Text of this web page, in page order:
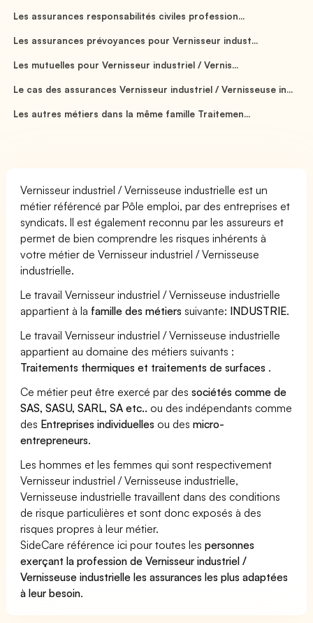
Les assurances responsabilités civiles profession...
Les assurances prévoyances pour Vernisseur indust...
Les mutuelles pour Vernisseur industriel / Vernis...
Le cas des assurances Vernisseur industriel / Vernisseuse in...
Les autres métiers dans la même famille Traitemen...
Vernisseur industriel / Vernisseuse industrielle est un
métier référencé par Pôle emploi, par des entreprises et
syndicats. Il est également reconnu par les assureurs et
permet de bien comprendre les risques inhérents à
votre métier de Vernisseur industriel / Vernisseuse
industrielle.
Le travail Vernisseur industriel / Vernisseuse industrielle
appartient à la famille des métiers suivante: INDUSTRIE.
Le travail Vernisseur industriel / Vernisseuse industrielle
appartient au domaine des métiers suivants :
Traitements thermiques et traitements de surfaces .
Ce métier peut être exercé par dessociétés comme de
SAS, SASU, SARL, SA etc.. ou des indépendants comme
des Entreprises individuelles ou desmicro-
entrepreneurs.
Les hommes et les femmes qui sont respectivement
Vernisseur industriel / Vernisseuse industrielle,
Vernisseuse industrielle travaillent dans des conditions
de risque particulières et sont donc exposés à des
risques propres à leur métier.
SideCare référence ici pour toutes lespersonnes
exerçant la profession de Vernisseur industriel /
Vernisseuse industrielle les assurances les plus adaptées
à leur besoin.